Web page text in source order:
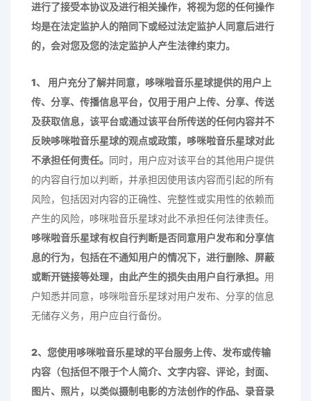
进行了接受本协议及进行相关操作，将视为您的任何操作
均是在法定监护人的陪同下或经过法定监护人同意后进行
的，会对您及您的法定监护人产生法律约束力。
1、 用户充分了解并同意， 哆咪啦音乐星球提供的用户上
传、分享、传播信息平台，仅用于用户上传、分享、传送
及获取信息，该平台或通过该平台所传送的任何内容并不
反映哆咪啦音乐星球的观点或政策， 哆咪啦音乐星球对此
不承担任何责任。 同时，用户应对该平台的其他用户提供
的内容自行加以判断，并承担因使用该内容而引起的所有
风险，包括因对内容的正确性、完整性或实用性的依赖而
产生的风险，哆咪啦音乐星球对此不承担任何法律责任。
哆咪啦音乐星球有权自行判断是否同意用户发布和分享信
息的行为，包括在不通知用户的情况下，进行删除、屏蔽
或断开链接等处理，由此产生的损失由用户自行承担。 用
户知悉并同意，哆咪啦音乐星球对用户发布、分享的信息
无储存义务，用户应自行备份。
2、 您使用哆咪啦音乐星球的平台服务上传、发布或传输
内容（包括但不限于个人简介、文字内容、评论，封面、
图片、照片，以类似摄制电影的方法创作的作品、录音录